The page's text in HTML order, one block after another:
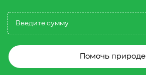
Помочь природе